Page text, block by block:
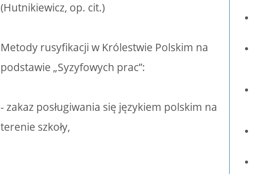
(Hutnikiewicz, op. cit.)
Metody rusyfikacji w Królestwie Polskim na
podstawie „Syzyfowych prac”:
- zakaz posługiwania się językiem polskim na
terenie szkoły,